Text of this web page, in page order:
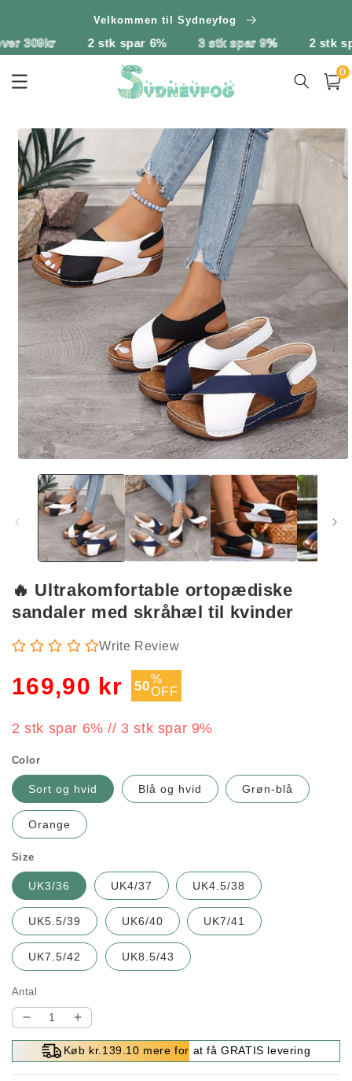
Velkommen til Sydneyfog
2 stk spar 6% 3 stk spar 9% 2 stk spar 6% 3
0
til
mediet
modus
🔥 Ultrakomfortable ortopædiske
sandaler med skråhæl til kvinder
Write Review
169,90 kr Udsalgspris
50%
OFF
2 stk spar 6% // 3 stk spar 9%
Color
Sort og hvid Blå og hvid Grøn-blå
Orange
Size
UK3/36 UK4/37 UK4.5/38
UK5.5/39 UK6/40 UK7/41
UK7.5/42 UK8.5/43
Antal
Reducer
antallet
Øg
antallet
for
Køb kr.139.10 mere for at få GRATIS levering